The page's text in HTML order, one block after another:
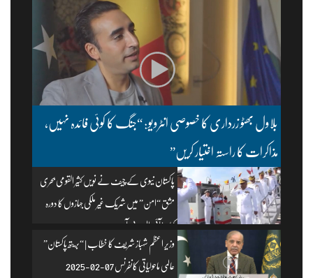
بلاول بھٹو زرداری کا خصوصی انٹرویو: “جنگ کا کوئی فائدہ نہیں،
مذاکرات کا راستہ اختیار کریں”
پاکستان نیوی کے چیف نے نویں کثیر القومی بحری
مشق “امن” میں شریک غیر ملکی جہازوں کا دورہ
کیا۔ | آئی ایس پی آر
وزیرِ اعظم شہباز شریف کا خطاب | “بریتھ پاکستان”
عالمی ماحولیاتی کانفرنس 07-02-2025